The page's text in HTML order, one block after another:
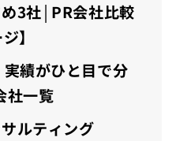
め3社│PR会社比較
】
実績がひと目で分
社一覧
ルティング